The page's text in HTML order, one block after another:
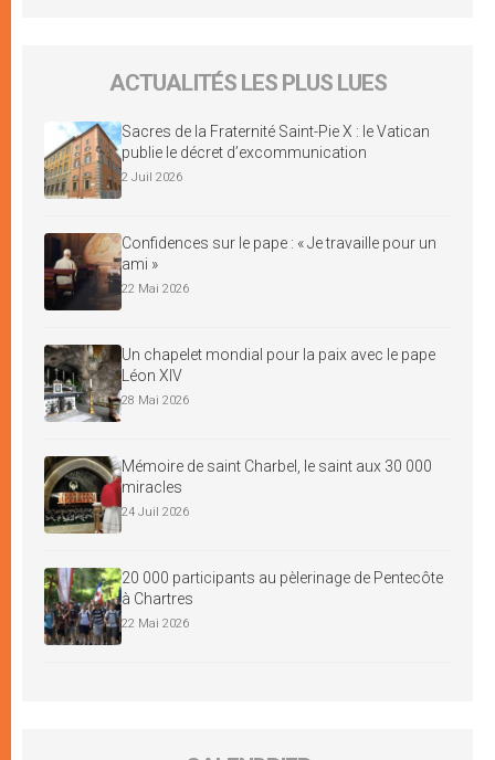
ACTUALITÉS LES PLUS LUES
Sacres de la Fraternité Saint-Pie X : le Vatican
publie le décret d’excommunication
2 Juil 2026
Confidences sur le pape : « Je travaille pour un
ami »
22 Mai 2026
Un chapelet mondial pour la paix avec le pape
Léon XIV
28 Mai 2026
Mémoire de saint Charbel, le saint aux 30 000
miracles
24 Juil 2026
20 000 participants au pèlerinage de Pentecôte
à Chartres
22 Mai 2026